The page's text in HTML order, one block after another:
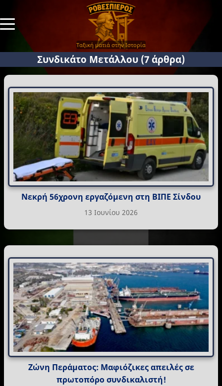
Ταξική ματιά στην Ιστορία
Συνδικάτο Μετάλλου (7 άρθρα)
Νεκρή 56χρονη εργαζόμενη στη ΒΙΠΕ Σίνδου
13 Ιουνίου 2026
Ζώνη Περάματος: Μαφιόζικες απειλές σε
πρωτοπόρο συνδικαλιστή!